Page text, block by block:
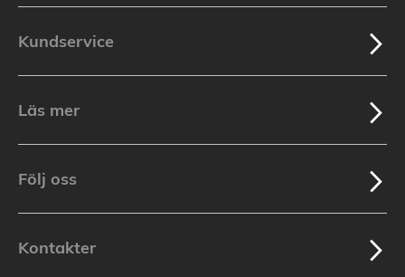
Kundservice
Läs mer
Följ oss
Kontakter